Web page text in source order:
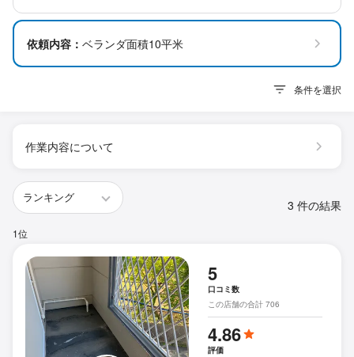
依頼内容： ベランダ面積10平米
条件を選択
作業内容について
3 件の結果
1位
5
口コミ数
この店舗の合計 706
4.86
評価